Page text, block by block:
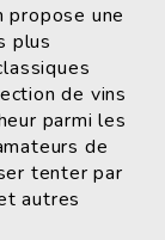
propose une
plus
de vins
parmi les
de
tenter par
autres